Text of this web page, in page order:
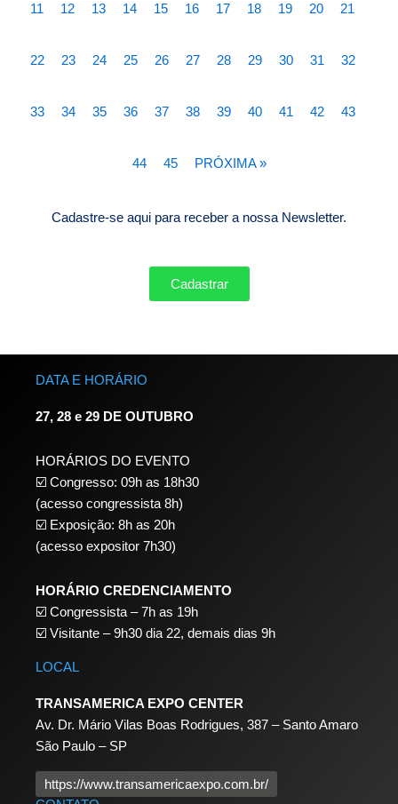
11 12 13 14 15 16 17 18 19 20 21
22 23 24 25 26 27 28 29 30 31 32
33 34 35 36 37 38 39 40 41 42 43
44 45 PRÓXIMA »
Cadastre-se aqui para receber a nossa Newsletter.
Cadastrar
DATA E HORÁRIO
27, 28 e 29 DE OUTUBRO
HORÁRIOS DO EVENTO
☑️ Congresso: 09h as 18h30
(acesso congressista 8h)
☑️ Exposição: 8h as 20h
(acesso expositor 7h30)
HORÁRIO CREDENCIAMENTO
☑️ Congressista – 7h as 19h
☑️ Visitante – 9h30 dia 22, demais dias 9h
LOCAL
TRANSAMERICA EXPO CENTER
Av. Dr. Mário Vilas Boas Rodrigues, 387 – Santo Amaro
São Paulo – SP
https://www.transamericaexpo.com.br/